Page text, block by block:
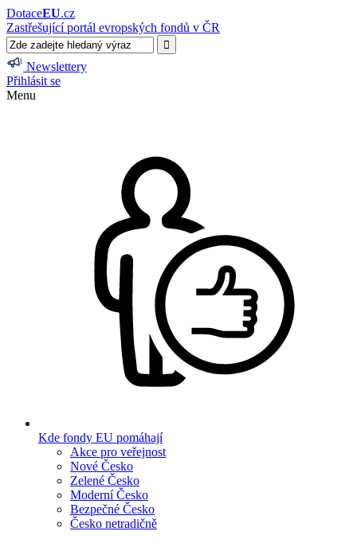
DotaceEU.cz
Zastřešující portál evropských fondů v ČR
Newslettery
Přihlásit se
Menu
Kde fondy EU pomáhají
Akce pro veřejnost
Nové Česko
Zelené Česko
Moderní Česko
Bezpečné Česko
Česko netradičně